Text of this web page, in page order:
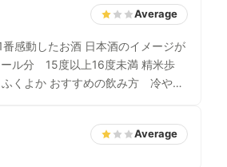
Average
感動したお酒 日本酒のイメージが
よか おすすめの飲み方 冷やし
Average